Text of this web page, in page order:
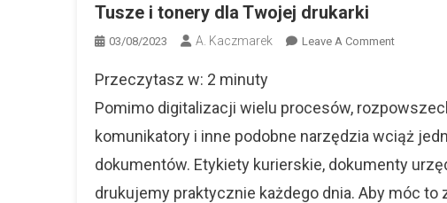
Tusze i tonery dla Twojej drukarki
03/08/2023 A. Kaczmarek Leave A CommentOn
Twojej
Drukarki
Przeczytasz w: 2 minuty
Pomimo digitalizacji wielu procesów,
komunikatory i inne podobne narzędzia wciąż
dokumentów. Etykiety kurierskie, dokumenty
drukujemy praktycznie każdego dnia. Aby móc to